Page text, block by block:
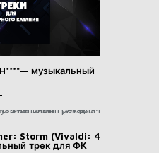
H***"— музыкальный
Storm (Vivaldi: 4
трек для ФК